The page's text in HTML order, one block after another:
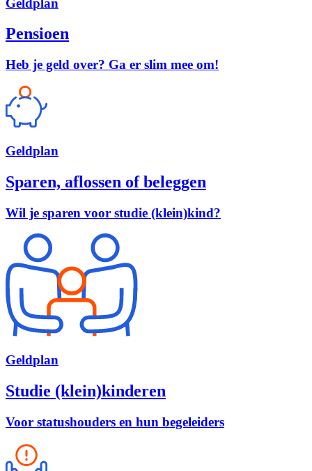
Pensioen
Heb je geld over? Ga er slim mee om!
Geldplan
Sparen, aflossen of beleggen
Wil je sparen voor studie (klein)kind?
Geldplan
Studie (klein)kinderen
Voor statushouders en hun begeleiders